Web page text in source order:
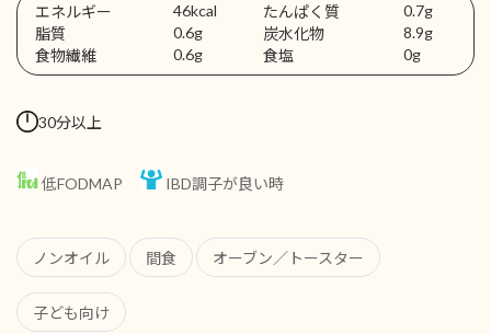
エネルギー 46kcal たんぱく質
0.7g
脂質
0.6g 炭水化物
8.9g
食物繊維
0.6g 食塩 0g
30分以上
低FODMAP IBD調子が良い時
ノンオイル 間食 オーブン／トースター
子ども向け